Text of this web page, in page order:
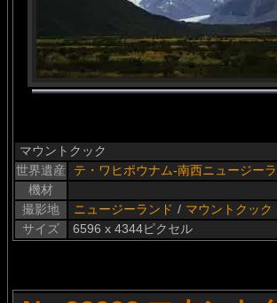
マウントクック
世界遺産
テ・ワヒポウナム-南西ニュージー
機材
撮影地
ニュージーランド / マウントクック
サイズ
6596 x 4344ピクセル